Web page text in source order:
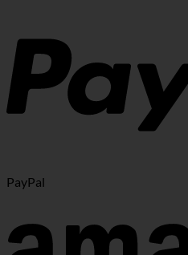
PayPal